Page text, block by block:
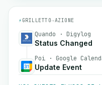
⚡ GRILLETTO→AZIONE
Quando · Digylog
Status Changed
Poi · Google
Update Event